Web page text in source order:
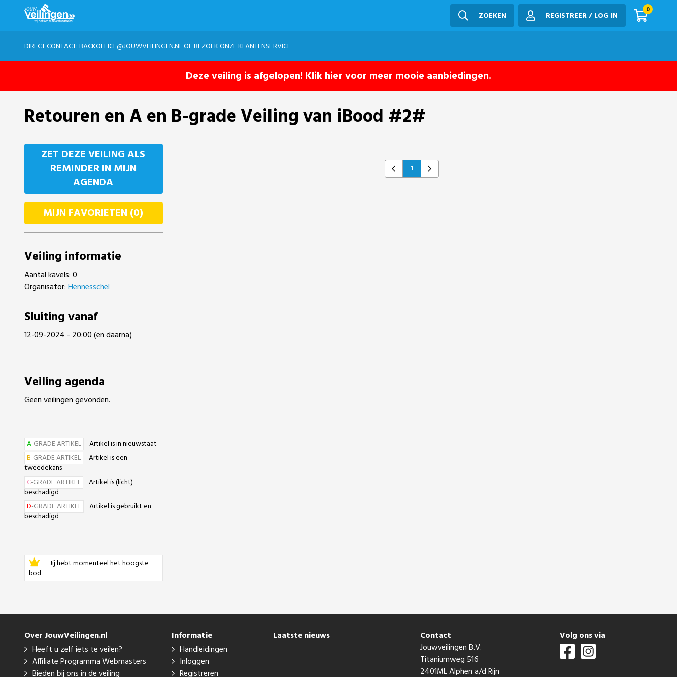
ZOEKEN REGISTREER / LOG IN
0
DIRECT CONTACT:BACKOFFICE@JOUWVEILINGEN.NLOF BEZOEK ONZEKLANTENSERVICE
Deze veiling is afgelopen! Klik hier voor meer mooie aanbiedingen.
Retouren en A en B-grade Veiling van iBood #2#
ZET DEZE VEILING ALS
REMINDER IN MIJN
AGENDA
MIJN FAVORIETEN (0)
Veiling informatie
Aantal kavels: 0
Organisator:Hennesschel
Sluiting vanaf
12-09-2024 - 20:00 (en daarna)
Veiling agenda
Geen veilingen gevonden.
A-GRADE ARTIKEL
Artikel is in nieuwstaat
B-GRADE ARTIKEL
Artikel is een
tweedekans
C-GRADE ARTIKEL
Artikel is (licht)
beschadigd
D-GRADE ARTIKEL
Artikel is gebruikt en
beschadigd
Jij hebt momenteel het hoogste
bod
Previous
1 Next
Over JouwVeilingen.nl
Heeft u zelf iets te veilen?
Affiliate Programma Webmasters
Bieden bij ons in de veiling
Informatie
Handleidingen
Inloggen
Registreren
Laatste nieuws
Contact
Jouwveilingen B.V.
Titaniumweg 516
2401ML Alphen a/d Rijn
Volg ons via